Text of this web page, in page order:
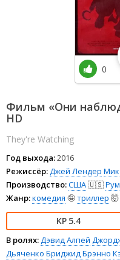
Фильм «Они
HD
They're Watching
Год выхода:2016
Режиссёр: Джей Лендер
Производство:США🇺🇸
Жанр:комедия 🤪триллер 🤯
5.4
В ролях: Дэвид Алпей
Дьяченко Бриджид Брэнно
0